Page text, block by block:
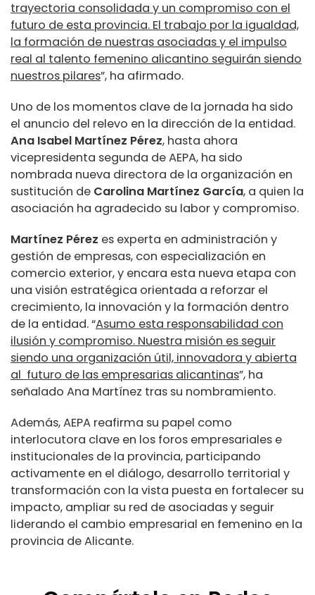
trayectoria consolidada y un compromiso con el
futuro de esta provincia. El trabajo por la igualdad,
la formación de nuestras asociadas y el impulso
real al talento femenino alicantino seguirán siendo
nuestros pilares”, ha afirmado.
Uno de los momentos clave de la jornada ha sido
el anuncio del relevo en la dirección de la entidad.
Ana Isabel Martínez Pérez, hasta ahora
vicepresidenta segunda de AEPA, ha sido
nombrada nueva directora de la organización en
sustitución de Carolina Martínez García, a quien la
asociación ha agradecido su labor y compromiso.
Martínez Pérez es experta en administración y
gestión de empresas, con especialización en
comercio exterior, y encara esta nueva etapa con
una visión estratégica orientada a reforzar el
crecimiento, la innovación y la formación dentro
de la entidad. “Asumo esta responsabilidad con
ilusión y compromiso. Nuestra misión es seguir
siendo una organización útil, innovadora y abierta
al futuro de las empresarias alicantinas”, ha
señalado Ana Martínez tras su nombramiento.
Además, AEPA reafirma su papel como
interlocutora clave en los foros empresariales e
institucionales de la provincia, participando
activamente en el diálogo, desarrollo territorial y
transformación con la vista puesta en fortalecer su
impacto, ampliar su red de asociadas y seguir
liderando el cambio empresarial en femenino en la
provincia de Alicante.